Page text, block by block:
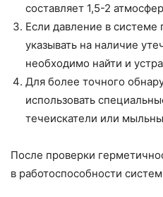
составляет 1,5-2
Если давление в системе
указывать на наличие
необходимо найти и
Для более точного
использовать
течеискатели или
После проверки
в работоспособности